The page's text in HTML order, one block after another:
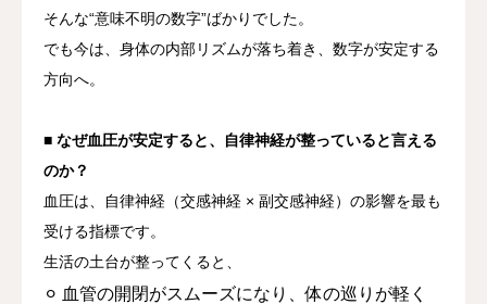
そんな“意味不明の数字”ばかりでした。
でも今は、 身体の内部リズムが落ち着き、数字が安定する
方向へ。
■ なぜ血圧が安定すると、自律神経が整っていると言える
のか？
血圧は、自律神経（交感神経 × 副交感神経）の影響を最も
受ける指標です。
生活の土台が整ってくると、
⚪︎ 血管の開閉がスムーズになり、体の巡りが軽く